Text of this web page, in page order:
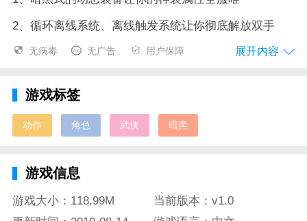
2、循环离线系统、离线触发系统让你彻底解放双手
3、宠物幻兽坐骑系统让你拥有强力的远古圣兽坐骑
让你能肝能挂
5、洞天福地、血脉系统、元神系统、多达十几种PVP
天下江湖手游测评
文字型的江湖经营手游与江湖动作武侠类的角色扮演类
无病毒 无广告 用户保障 展开内容
游戏标签
动作 角色 武侠 暗黑
游戏信息
游戏大小：118.99M
当前版本：v1.0